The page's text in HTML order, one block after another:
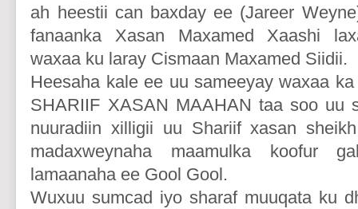
ah heestii can baxday ee (Jareer
fanaanka Xasan Maxamed Xaashi
waxaa ku laray Cismaan Maxamed Siidii.
Heesaha kale ee uu sameeyay waxaa
SHARIIF XASAN MAAHAN taa soo uu
nuuradiin xilligii uu Shariif xasan
madaxweynaha maamulka koofur
lamaanaha ee Gool Gool.
Wuxuu sumcad iyo sharaf muuqata ku